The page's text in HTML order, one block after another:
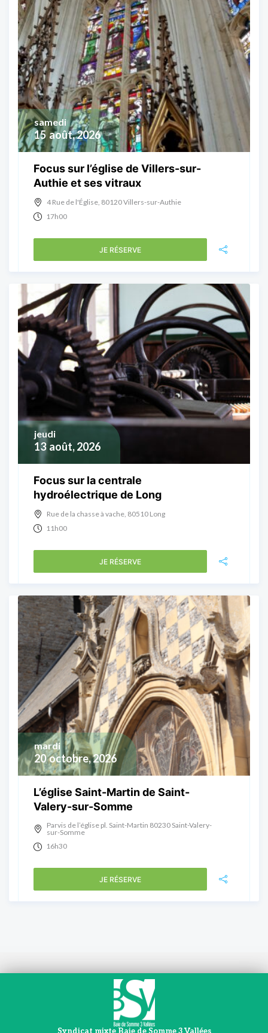
15 août, 2026
samedi
Focus sur l’église de Villers-sur-
Authie et ses vitraux
4 Rue de l'Église, 80120 Villers-sur-Authie
17h00
JE RÉSERVE
13 août, 2026
jeudi
Focus sur la centrale
hydroélectrique de Long
Rue de la chasse à vache, 80510 Long
11h00
JE RÉSERVE
20 octobre, 2026
mardi
L’église Saint-Martin de Saint-
Valery-sur-Somme
Parvis de l’église pl. Saint-Martin 80230 Saint-Valery-
sur-Somme
16h30
JE RÉSERVE